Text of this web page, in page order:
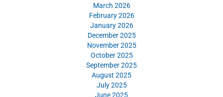
March 2026
February 2026
January 2026
December 2025
November 2025
October 2025
September 2025
August 2025
July 2025
June 2025